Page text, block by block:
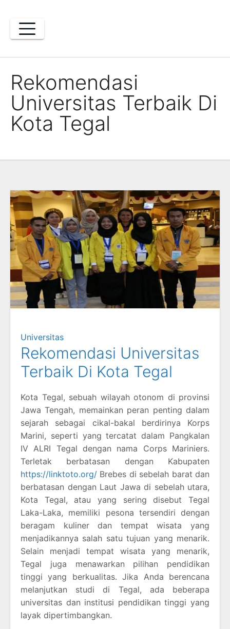
content
Rekomendasi
Universitas Terbaik Di
Kota Tegal
Universitas
Rekomendasi Universitas
Terbaik Di Kota Tegal
Kota Tegal, sebuah wilayah otonom di provinsi
Jawa Tengah, memainkan peran penting dalam
sejarah sebagai cikal-bakal berdirinya Korps
Marini, seperti yang tercatat dalam Pangkalan
IV ALRI Tegal dengan nama Corps Mariniers.
Terletak berbatasan dengan Kabupaten
https://linktoto.org/ Brebes di sebelah barat dan
berbatasan dengan Laut Jawa di sebelah utara,
Kota Tegal, atau yang sering disebut Tegal
Laka-Laka, memiliki pesona tersendiri dengan
beragam kuliner dan tempat wisata yang
menjadikannya salah satu tujuan yang menarik.
Selain menjadi tempat wisata yang menarik,
Tegal juga menawarkan pilihan pendidikan
tinggi yang berkualitas. Jika Anda berencana
melanjutkan studi di Tegal, ada beberapa
universitas dan institusi pendidikan tinggi yang
layak dipertimbangkan.